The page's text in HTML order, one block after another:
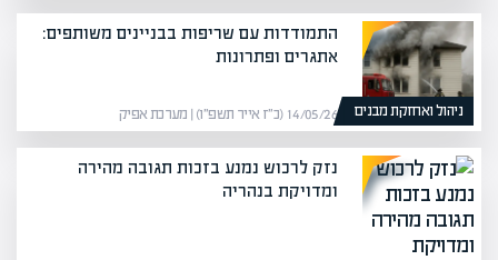
ניהול ואחזקת מבנים
התמודדות עם שריפות בבניינים משותפים:
אתגרים ופתרונות
14/05/26 (כ״ז אייר תשפ״ו) | מערכת אפיק
נזק לרכוש נמנע בזכות תגובה מהירה
ומדויקת בנהריה